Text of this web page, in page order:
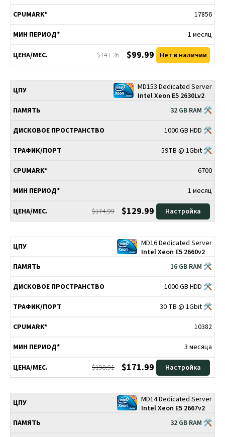
17856
1 месяц
$141.36 $99.99 Нет в наличии
MD153 Dedicated Server
Intel Xeon E5 2630Lv2
32 GB RAM 🛠
1000 GB HDD 🛠
59TB @ 1Gbit 🛠
6700
1 месяц
$174.99 $129.99 Настройка
MD16 Dedicated Server
Intel Xeon E5 2660v2
16 GB RAM 🛠
1000 GB HDD 🛠
30 TB @ 1Gbit 🛠
10382
3 месяца
$198.91 $171.99 Настройка
MD14 Dedicated Server
Intel Xeon E5 2667v2
32 GB RAM 🛠